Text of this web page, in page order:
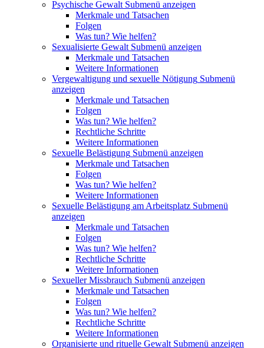
Psychische Gewalt Submenü anzeigen
Merkmale und Tatsachen
Folgen
Was tun? Wie helfen?
Sexualisierte Gewalt Submenü anzeigen
Merkmale und Tatsachen
Weitere Informationen
Vergewaltigung und sexuelle Nötigung Submenü
anzeigen
Merkmale und Tatsachen
Folgen
Was tun? Wie helfen?
Rechtliche Schritte
Weitere Informationen
Sexuelle Belästigung Submenü anzeigen
Merkmale und Tatsachen
Folgen
Was tun? Wie helfen?
Weitere Informationen
Sexuelle Belästigung am Arbeitsplatz Submenü
anzeigen
Merkmale und Tatsachen
Folgen
Was tun? Wie helfen?
Rechtliche Schritte
Weitere Informationen
Sexueller Missbrauch Submenü anzeigen
Merkmale und Tatsachen
Folgen
Was tun? Wie helfen?
Rechtliche Schritte
Weitere Informationen
Organisierte und rituelle Gewalt Submenü anzeigen